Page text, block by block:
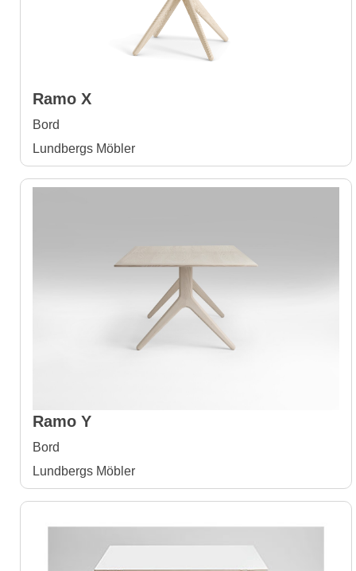
Ramo X
Bord
Lundbergs Möbler
Ramo Y
Bord
Lundbergs Möbler